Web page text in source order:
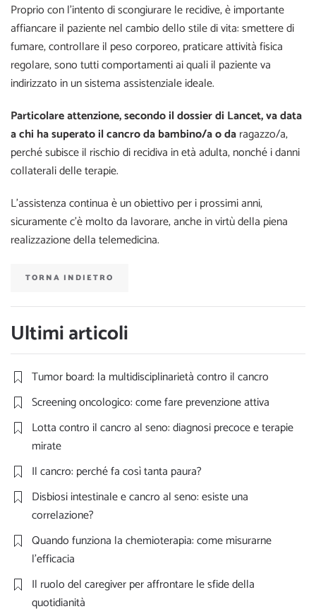
Proprio con l’intento di scongiurare le recidive, è importante
affiancare il paziente nel cambio dello stile di vita: smettere di
fumare, controllare il peso corporeo, praticare attività fisica
regolare, sono tutti comportamenti ai quali il paziente va
indirizzato in un sistema assistenziale ideale.
Particolare attenzione, secondo il dossier di Lancet, va data
a chi ha superato il cancro da bambino/a o daragazzo/a,
perché subisce il rischio di recidiva in età adulta, nonché i danni
collaterali delle terapie.
L’assistenza continua è un obiettivo per i prossimi anni,
sicuramente c’è molto da lavorare, anche in virtù della piena
realizzazione della telemedicina.
TORNA INDIETRO
Ultimi articoli
Tumor board: la multidisciplinarietà contro il cancro
Screening oncologico: come fare prevenzione attiva
Lotta contro il cancro al seno: diagnosi precoce e terapie
mirate
Il cancro: perché fa così tanta paura?
Disbiosi intestinale e cancro al seno: esiste una
correlazione?
Quando funziona la chemioterapia: come misurarne
l’efficacia
Il ruolo del caregiver per affrontare le sfide della
quotidianità